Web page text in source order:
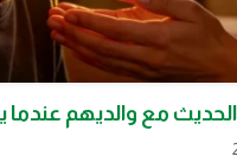
مع والديهم عندما